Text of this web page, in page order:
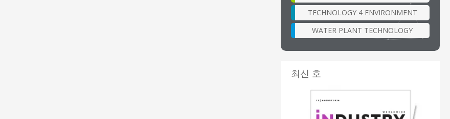
TECHNOLOGY 4 ENVIRONMENT
WATER PLANT TECHNOLOGY
최신 호